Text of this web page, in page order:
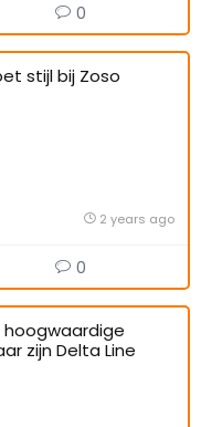
0
stijl bij Zoso
2 years ago
0
zijn Delta Line